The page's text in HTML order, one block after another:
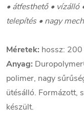
• átfesthető • vízálló
telepítés • nagy
Méretek: hossz:
Anyag:
polimer, nagy
ütésálló. Formázott,
készült.